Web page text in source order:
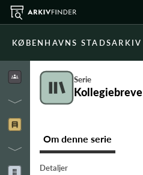
KØBENHAVNS STADSARKIV
Serie
Kollegiebreve
Om denne serie
Detaljer